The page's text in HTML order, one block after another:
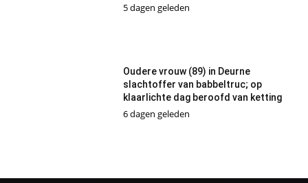
5 dagen geleden
Oudere vrouw (89) in Deurne
slachtoffer van babbeltruc; op
klaarlichte dag beroofd van ketting
6 dagen geleden